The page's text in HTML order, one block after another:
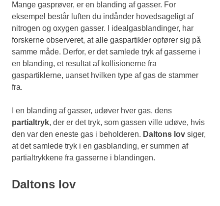
Mange gasprøver, er en blanding af gasser. For
eksempel består luften du indånder hovedsageligt af
nitrogen og oxygen gasser. I idealgasblandinger, har
forskerne observeret, at alle gaspartikler opfører sig på
samme måde. Derfor, er det samlede tryk af gasserne i
en blanding, et resultat af kollisionerne fra
gaspartiklerne, uanset hvilken type af gas de stammer
fra.
I en blanding af gasser, udøver hver gas, dens
partialtryk, der er det tryk, som gassen ville udøve, hvis
den var den eneste gas i beholderen. Daltons lov siger,
at det samlede tryk i en gasblanding, er summen af
partialtrykkene fra gasserne i blandingen.
Daltons lov